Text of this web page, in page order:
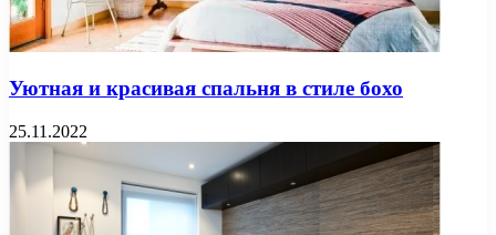
Уютная и красивая спальня в стиле бохо
25.11.2022